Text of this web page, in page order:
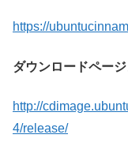
https://
ダウンロードページ
http://
4/release/